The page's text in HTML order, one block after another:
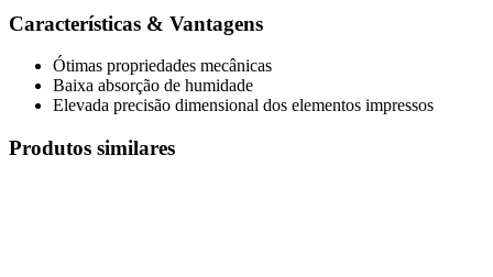
Características & Vantagens
Ótimas propriedades mecânicas
Baixa absorção de humidade
Elevada precisão dimensional dos elementos impressos
Produtos similares